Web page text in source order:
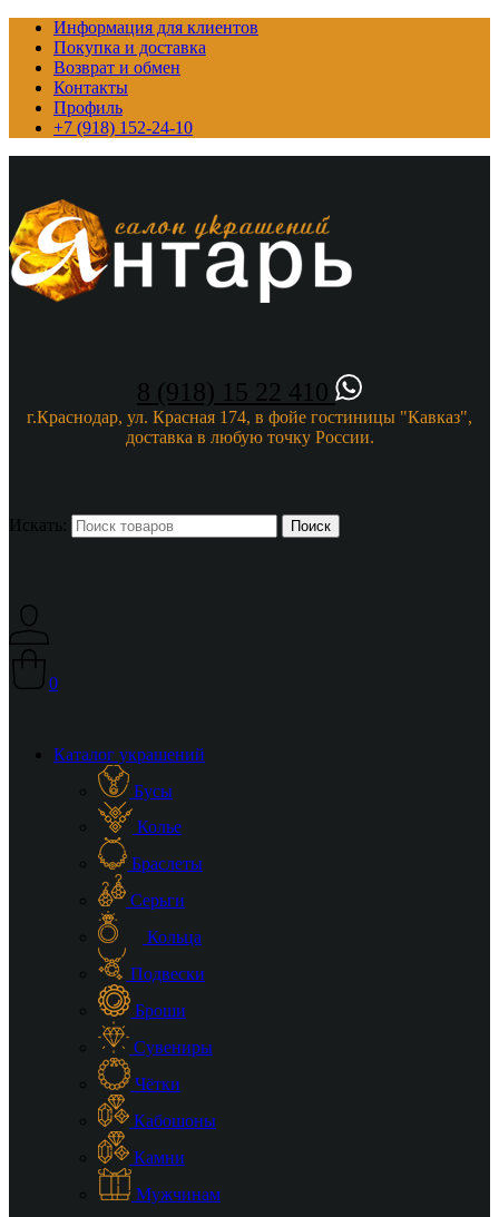
Информация для клиентов
Покупка и доставка
Возврат и обмен
Контакты
Профиль
+7 (918) 152-24-10
8 (918) 15 22 410
г.Краснодар, ул. Красная 174, в фойе гостиницы "Кавказ",
доставка в любую точку России.
Искать:
0
Каталог украшений
Бусы
Колье
Браслеты
Серьги
Кольца
Подвески
Броши
Сувениры
Чётки
Кабошоны
Камни
Мужчинам